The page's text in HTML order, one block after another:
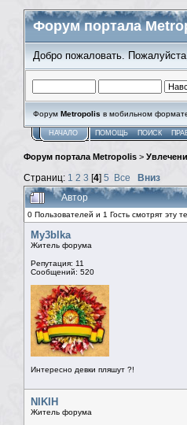
Форум портала
Добро пожаловать.
Форум Metropolis в мобильном
НАЧАЛО ПОМОЩЬ ПОИСК
Форум портала Metropolis >
Страниц: 1 2 3 [4] 5 Все Вниз
Автор
0 Пользователей и 1 Гость смотрят эту
My3blka
Житель форума
Репутация: 11
Сообщений: 520
Интересно девки пляшут ?!
NIKIH
Житель форума